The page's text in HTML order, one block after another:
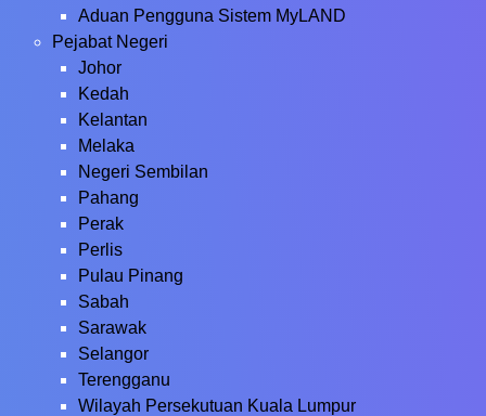
Aduan Pengguna Sistem MyLAND
Pejabat Negeri
Johor
Kedah
Kelantan
Melaka
Negeri Sembilan
Pahang
Perak
Perlis
Pulau Pinang
Sabah
Sarawak
Selangor
Terengganu
Wilayah Persekutuan Kuala Lumpur